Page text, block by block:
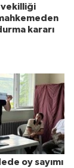
kararı
oy sayımı